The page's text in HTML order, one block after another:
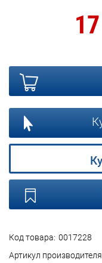
Код товара: 0017228
Артикул